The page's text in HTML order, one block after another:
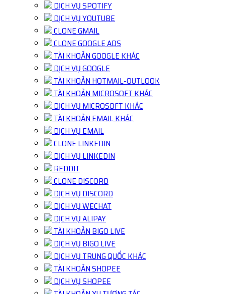
DỊCH VỤ SPOTIFY
DỊCH VỤ YOUTUBE
CLONE GMAIL
CLONE GOOGLE ADS
TÀI KHOẢN GOOGLE KHÁC
DỊCH VỤ GOOGLE
TÀI KHOẢN HOTMAIL-OUTLOOK
TÀI KHOẢN MICROSOFT KHÁC
DỊCH VỤ MICROSOFT KHÁC
TÀI KHOẢN EMAIL KHÁC
DỊCH VỤ EMAIL
CLONE LINKEDIN
DỊCH VỤ LINKEDIN
REDDIT
CLONE DISCORD
DỊCH VỤ DISCORD
DỊCH VỤ WECHAT
DỊCH VỤ ALIPAY
TÀI KHOẢN BIGO LIVE
DỊCH VỤ BIGO LIVE
DỊCH VỤ TRUNG QUỐC KHÁC
TÀI KHOẢN SHOPEE
DỊCH VỤ SHOPEE